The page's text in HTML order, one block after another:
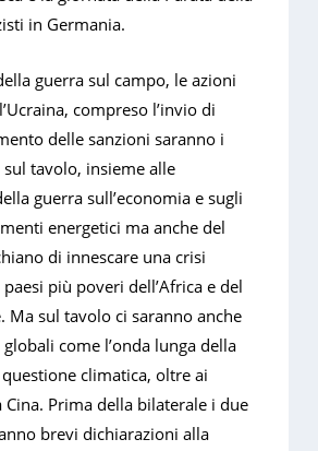
in Germania.
guerra sul campo, le azioni
compreso l’invio di
delle sanzioni saranno i
tavolo, insieme alle
guerra sull’economia e sugli
energetici ma anche del
di innescare una crisi
più poveri dell’Africa e del
Ma sul tavolo ci saranno anche
come l’onda lunga della
climatica, oltre ai
Prima della bilaterale i due
brevi dichiarazioni alla